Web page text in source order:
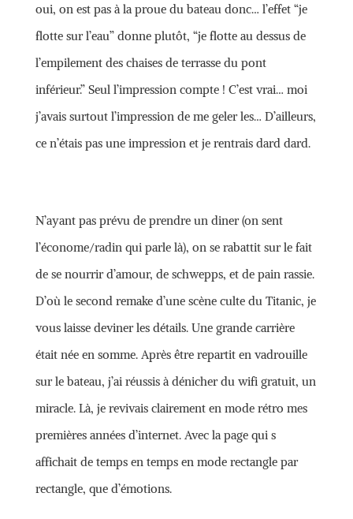
oui, on est pas à la proue du bateau donc… l’effet “je
flotte sur l’eau” donne plutôt, “je flotte au dessus de
l’empilement des chaises de terrasse du pont
inférieur.” Seul l’impression compte ! C’est vrai… moi
j’avais surtout l’impression de me geler les… D’ailleurs,
ce n’étais pas une impression et je rentrais dard dard.
N’ayant pas prévu de prendre un diner (on sent
l’économe/radin qui parle là), on se rabattit sur le fait
de se nourrir d’amour, de schwepps, et de pain rassie.
D’où le second remake d’une scène culte du Titanic, je
vous laisse deviner les détails. Une grande carrière
était née en somme. Après être repartit en vadrouille
sur le bateau, j’ai réussis à dénicher du wifi gratuit, un
miracle. Là, je revivais clairement en mode rétro mes
premières années d’internet. Avec la page qui s
affichait de temps en temps en mode rectangle par
rectangle, que d’émotions.